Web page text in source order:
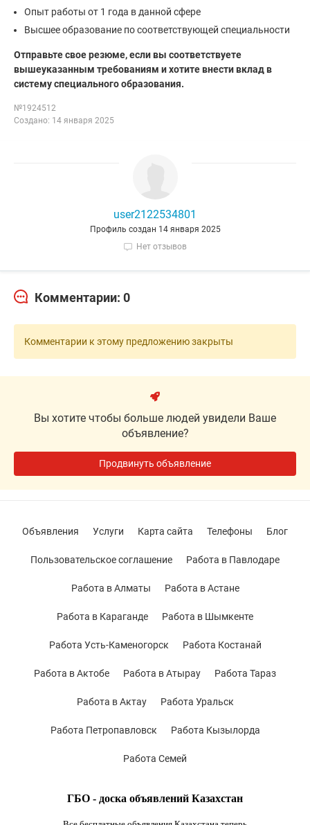
Опыт работы от 1 года в данной сфере
Высшее образование по соответствующей специальности
Отправьте свое резюме, если вы соответствуете
вышеуказанным требованиям и хотите внести вклад в
систему специального образования.
№1924512
Создано: 14 января 2025
user2122534801
Профиль создан 14 января 2025
Нет отзывов
Комментарии: 0
Комментарии к этому предложению закрыты
Вы хотите чтобы больше людей увидели Ваше
объявление?
Продвинуть объявление
ГБО - доска объявлений Казахстан
Объявления Услуги Карта сайта Телефоны Блог
Пользовательское соглашение Работа в Павлодаре
Работа в Алматы Работа в Астане
Работа в Караганде Работа в Шымкенте
Работа Усть-Каменогорск Работа Костанай
Работа в Актобе Работа в Атырау Работа Тараз
Работа в Актау Работа Уральск
Работа Петропавловск Работа Кызылорда
Работа Семей